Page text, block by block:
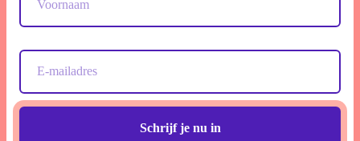
Schrijf je nu in